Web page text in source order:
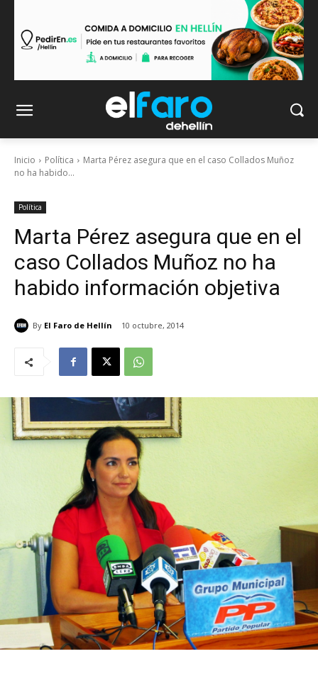
Inicio Política
Marta Pérez asegura que en el caso Collados Muñoz
no ha habido...
Política
Marta Pérez asegura que en el
caso Collados Muñoz no ha
habido información objetiva
By El Faro de Hellín 10 octubre, 2014